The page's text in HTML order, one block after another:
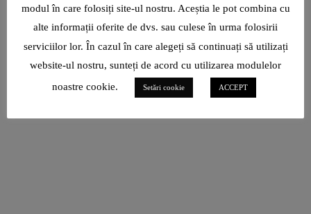
modul în care folosiți site-ul nostru. Aceștia le pot combina cu
alte informații oferite de dvs. sau culese în urma folosirii
serviciilor lor. În cazul în care alegeți să continuați să utilizați
website-ul nostru, sunteți de acord cu utilizarea modulelor
noastre cookie.
Setări cookie ACCEPT